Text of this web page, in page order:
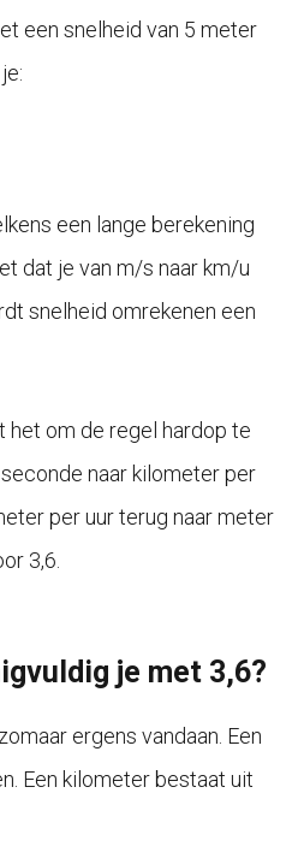
een snelheid van 5 meter
een lange berekening
dat je van m/s naar km/u
snelheid omrekenen een
het om de regel hardop te
naar kilometer per
per uur terug naar meter
3,6.
je met 3,6?
ergens vandaan. Een
Een kilometer bestaat uit